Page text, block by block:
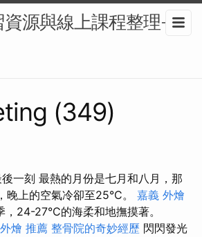
資源與線上課程整理-
(349)
一刻 最熱的月份是七月和八月，那
晚上的空氣冷卻至25°C。 嘉義 外燴
，24-27°C的海柔和地撫摸著。
燴 推薦 整骨院的奇妙經歷 閃閃發光